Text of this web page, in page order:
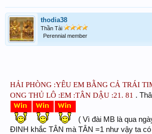
thodia38
Thần Tài
Perennial member
HẢI PHÒNG :YÊU EM BẰNG CẢ TRÁI
ONG THỦ LÔ :EM :TÂN DẬU :21. 81 .
( Vì đài MB là qua
ĐINH khắc TÂN mà TÂN =1 như vậy ta có